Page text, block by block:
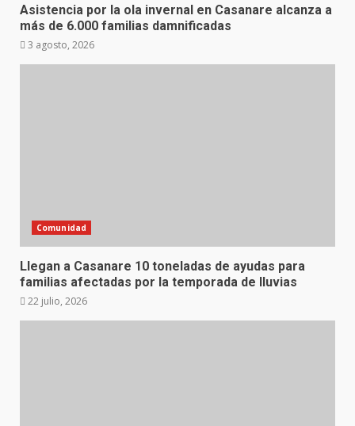
Asistencia por la ola invernal en Casanare alcanza a
más de 6.000 familias damnificadas
3 agosto, 2026
Comunidad
Llegan a Casanare 10 toneladas de ayudas para
familias afectadas por la temporada de lluvias
22 julio, 2026